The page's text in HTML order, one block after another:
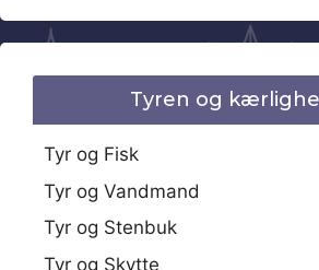
Tyren og
Tyr og Fisk
Tyr og Vandmand
Tyr og Stenbuk
Tyr og Skytte